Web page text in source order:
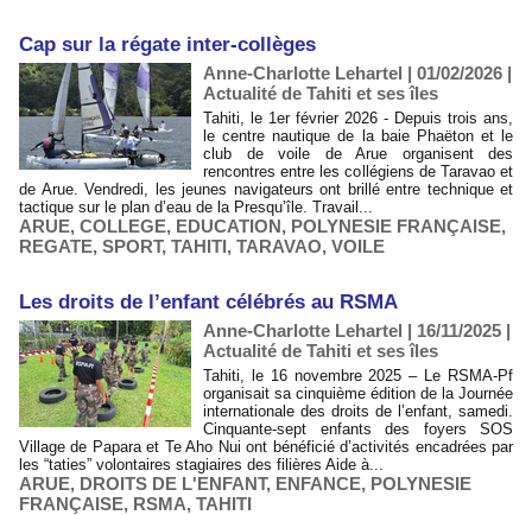
Cap sur la régate inter-collèges
Anne-Charlotte Lehartel | 01/02/2026 |
Actualité de Tahiti et ses îles
Tahiti, le 1er février 2026 - Depuis trois ans,
le centre nautique de la baie Phaëton et le
club de voile de Arue organisent des
rencontres entre les collégiens de Taravao et
de Arue. Vendredi, les jeunes navigateurs ont brillé entre technique et
tactique sur le plan d’eau de la Presqu’île. Travail...
ARUE, COLLEGE, EDUCATION, POLYNESIE FRANÇAISE,
REGATE, SPORT, TAHITI, TARAVAO, VOILE
​Les droits de l’enfant célébrés au RSMA
Anne-Charlotte Lehartel | 16/11/2025 |
Actualité de Tahiti et ses îles
Tahiti, le 16 novembre 2025 – Le RSMA-Pf
organisait sa cinquième édition de la Journée
internationale des droits de l’enfant, samedi.
Cinquante-sept enfants des foyers SOS
Village de Papara et Te Aho Nui ont bénéficié d’activités encadrées par
les “taties” volontaires stagiaires des filières Aide à...
ARUE, DROITS DE L'ENFANT, ENFANCE, POLYNESIE
FRANÇAISE, RSMA, TAHITI